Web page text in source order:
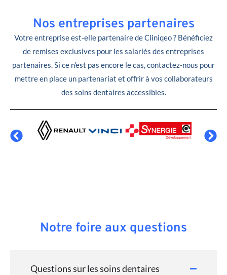
Nos entreprises partenaires
Votre entreprise est-elle partenaire de Cliniqeo ? Bénéficiez
de remises exclusives pour les salariés des entreprises
partenaires. Si ce n’est pas encore le cas, contactez-nous pour
mettre en place un partenariat et offrir à vos collaborateurs
des soins dentaires accessibles.
Notre foire aux questions
Questions sur les soins dentaires